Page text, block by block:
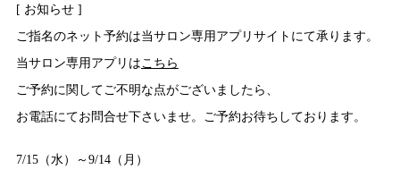
[ お知らせ ]
ご指名のネット予約は当サロン専用アプリサイトにて承ります。
当サロン専用アプリはこちら
ご予約に関してご不明な点がございましたら、
お電話にてお問合せ下さいませ。ご予約お待ちしております。
7/15（水）～9/14（月）